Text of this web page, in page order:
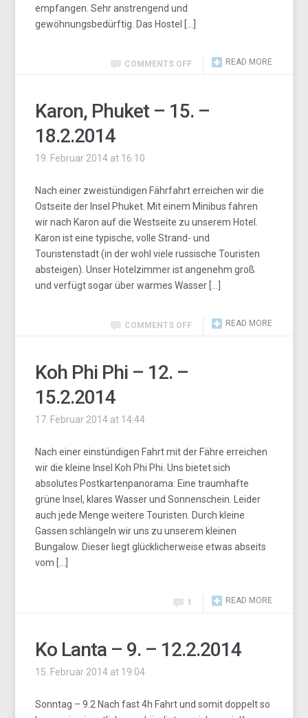
empfangen. Sehr anstrengend und
gewöhnungsbedürftig. Das Hostel […]
READ MORE
COMMENTS OFF
Karon, Phuket – 15. –
18.2.2014
19. Februar 2014 at 16:10
Nach einer zweistündigen Fährfahrt erreichen wir die
Ostseite der Insel Phuket. Mit einem Minibus fahren
wir nach Karon auf die Westseite zu unserem Hotel.
Karon ist eine typische, volle Strand- und
Touristenstadt (in der wohl viele russische Touristen
absteigen). Unser Hotelzimmer ist angenehm groß
und verfügt sogar über warmes Wasser […]
READ MORE
COMMENTS OFF
Koh Phi Phi – 12. –
15.2.2014
17. Februar 2014 at 14:44
Nach einer einstündigen Fahrt mit der Fähre erreichen
wir die kleine Insel Koh Phi Phi. Uns bietet sich
absolutes Postkartenpanorama: Eine traumhafte
grüne Insel, klares Wasser und Sonnenschein. Leider
auch jede Menge weitere Touristen. Durch kleine
Gassen schlängeln wir uns zu unserem kleinen
Bungalow. Dieser liegt glücklicherweise etwas abseits
vom […]
READ MORE
1
Ko Lanta – 9. – 12.2.2014
15. Februar 2014 at 19:04
Sonntag – 9.2 Nach fast 4h Fahrt und somit doppelt so